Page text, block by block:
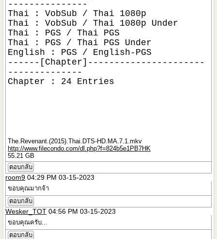
---------------
Thai : VobSub / Thai 1080p
Thai : VobSub / Thai 1080p Under
Thai : PGS / Thai PGS
Thai : PGS / Thai PGS Under
English : PGS / English-PGS
------[Chapter]----------------------
--------------
Chapter : 24 Entries
The.Revenant.(2015).Thai.DTS-HD.MA.7.1.mkv
http://www.filecondo.com/dl.php?f=824b5e1PB7HK
55.21 GB
ตอบกลับ
room9 04:29 PM 03-15-2023
ขอบคุณมากจ้า
ตอบกลับ
Wesker_TOT 04:56 PM 03-15-2023
ขอบคุณครับ...
ตอบกลับ